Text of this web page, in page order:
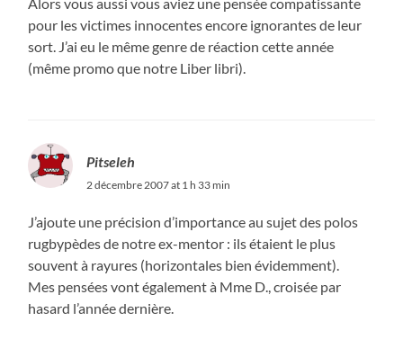
pour les victimes innocentes encore ignorantes de leur
sort. J’ai eu le même genre de réaction cette année
(même promo que notre Liber libri).
Pitseleh
2 décembre 2007 at 1 h 33 min
J’ajoute une précision d’importance au sujet des polos
rugbypèdes de notre ex-mentor : ils étaient le plus
souvent à rayures (horizontales bien évidemment).
Mes pensées vont également à Mme D., croisée par
hasard l’année dernière.